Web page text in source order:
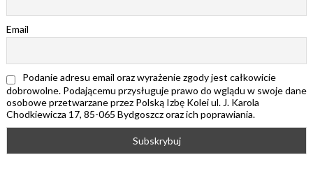
Email
Podanie adresu email oraz wyrażenie zgody jest całkowicie
dobrowolne. Podającemu przysługuje prawo do wglądu w swoje dane
osobowe przetwarzane przez Polską Izbę Kolei ul. J. Karola
Chodkiewicza 17, 85-065 Bydgoszcz oraz ich poprawiania.